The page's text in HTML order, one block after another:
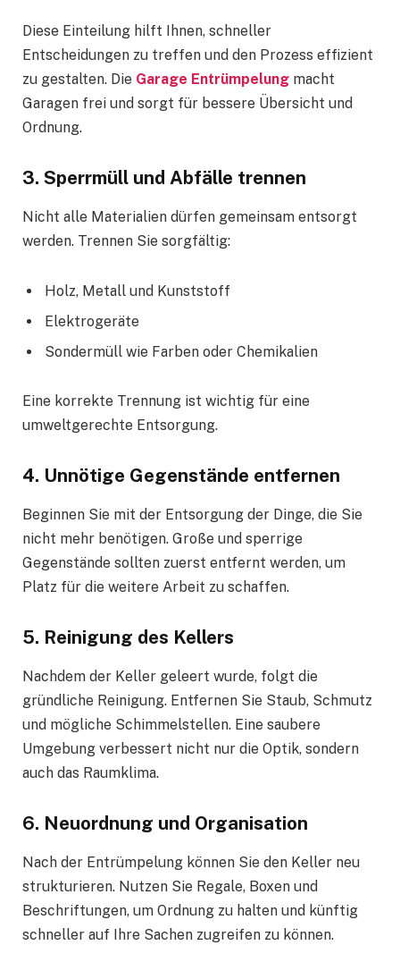
Diese Einteilung hilft Ihnen, schneller
Entscheidungen zu treffen und den Prozess effizient
zu gestalten. Die Garage Entrümpelung macht
Garagen frei und sorgt für bessere Übersicht und
Ordnung.
3. Sperrmüll und Abfälle trennen
Nicht alle Materialien dürfen gemeinsam entsorgt
werden. Trennen Sie sorgfältig:
Holz, Metall und Kunststoff
Elektrogeräte
Sondermüll wie Farben oder Chemikalien
Eine korrekte Trennung ist wichtig für eine
umweltgerechte Entsorgung.
4. Unnötige Gegenstände entfernen
Beginnen Sie mit der Entsorgung der Dinge, die Sie
nicht mehr benötigen. Große und sperrige
Gegenstände sollten zuerst entfernt werden, um
Platz für die weitere Arbeit zu schaffen.
5. Reinigung des Kellers
Nachdem der Keller geleert wurde, folgt die
gründliche Reinigung. Entfernen Sie Staub, Schmutz
und mögliche Schimmelstellen. Eine saubere
Umgebung verbessert nicht nur die Optik, sondern
auch das Raumklima.
6. Neuordnung und Organisation
Nach der Entrümpelung können Sie den Keller neu
strukturieren. Nutzen Sie Regale, Boxen und
Beschriftungen, um Ordnung zu halten und künftig
schneller auf Ihre Sachen zugreifen zu können.